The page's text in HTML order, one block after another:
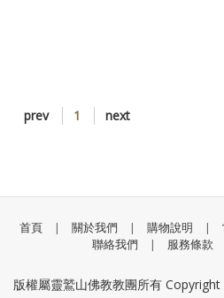
>> 購買《水陸奇緣》電子書
prev 1 next
首頁 | 關於我們 | 購物說明 |
聯絡我們
| 服務條款
版權屬靈鷲山佛教教團所有